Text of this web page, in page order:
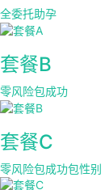
全委托助孕
套餐B
零风险包成功
套餐C
零风险包成功包性别